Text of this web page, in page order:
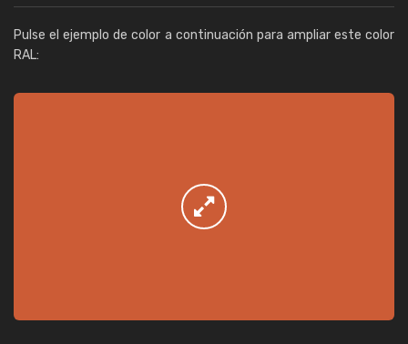
Pulse el ejemplo de color a continuación para ampliar este color
RAL: